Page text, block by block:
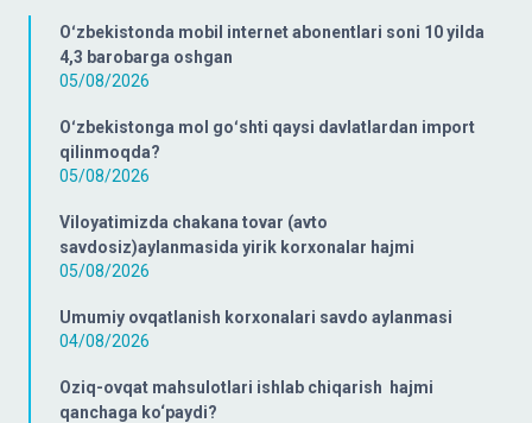
Oʻzbekistonda mobil internet abonentlari soni 10 yilda
4,3 barobarga oshgan
05/08/2026
Oʻzbekistonga mol goʻshti qaysi davlatlardan import
qilinmoqda?
05/08/2026
Viloyatimizda chakana tovar (avto
savdosiz)aylanmasida yirik korxonalar hajmi
05/08/2026
Umumiy ovqatlanish korxonalari savdo aylanmasi
04/08/2026
Oziq-ovqat mahsulotlari ishlab chiqarish hajmi
qanchaga ko‘paydi?